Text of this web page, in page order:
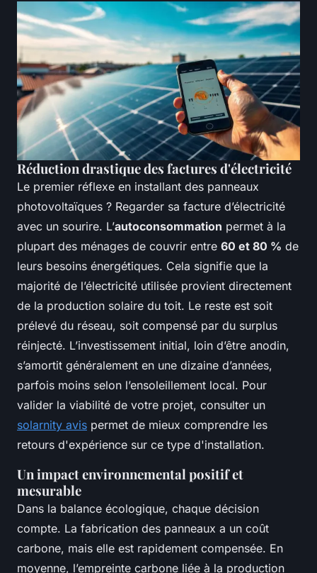
Réduction drastique des factures d'électricité
Le premier réflexe en installant des panneaux
photovoltaïques ? Regarder sa facture d’électricité
avec un sourire. L’autoconsommation permet à la
plupart des ménages de couvrir entre 60 et 80 % de
leurs besoins énergétiques. Cela signifie que la
majorité de l’électricité utilisée provient directement
de la production solaire du toit. Le reste est soit
prélevé du réseau, soit compensé par du surplus
réinjecté. L’investissement initial, loin d’être anodin,
s’amortit généralement en une dizaine d’années,
parfois moins selon l’ensoleillement local. Pour
valider la viabilité de votre projet, consulter un
solarnity avis permet de mieux comprendre les
retours d'expérience sur ce type d'installation.
Un impact environnemental positif et
mesurable
Dans la balance écologique, chaque décision
compte. La fabrication des panneaux a un coût
carbone, mais elle est rapidement compensée. En
moyenne, l’empreinte carbone liée à la production